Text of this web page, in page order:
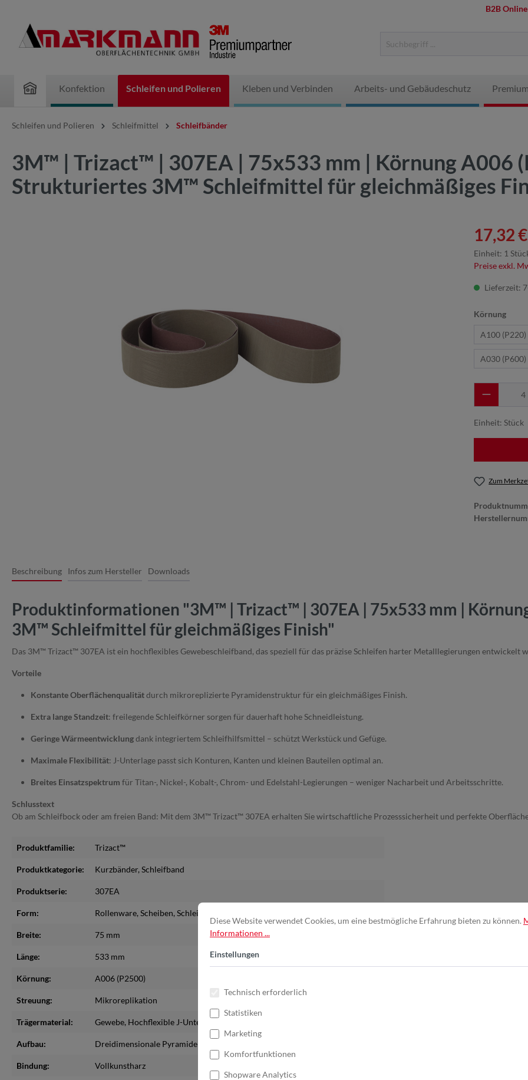
B2B
Konfektion Schleifen und Polieren Kleben und Verbinden Arbeits- und Gebäudeschutz
Schleifen und Polieren Schleifmittel Schleifbänder
3M™ | Trizact™ | 307EA | 75x533 mm | Körnung A006
Strukturiertes 3M™ Schleifmittel für gleichmäßiges
17,32
Einheit: 1
Preise exkl.
Lieferzeit:
Körnung
A100 (P220)
A030 (P600)
Einheit: Stück
Zum
Beschreibung Infos zum Hersteller Downloads
Produktinformationen "3M™ | Trizact™ | 307EA | 75x533 mm |
3M™ Schleifmittel für gleichmäßiges Finish"
Das 3M™ Trizact™ 307EA ist ein hochflexibles Gewebeschleifband, das speziell für das präzise Schleifen harter Metalllegierungen
Vorteile
Konstante Oberflächenqualitätdurch mikroreplizierte Pyramidenstruktur für ein gleichmäßiges Finish.
Extra lange Standzeit: freilegende Schleifkörner sorgen für dauerhaft hohe Schneidleistung.
Geringe Wärmeentwicklungdank integriertem Schleifhilfsmittel – schützt Werkstück und Gefüge.
Maximale Flexibilität: J-Unterlage passt sich Konturen, Kanten und kleinen Bauteilen optimal an.
Breites Einsatzspektrum für Titan-, Nickel-, Kobalt-, Chrom- und Edelstahl-Legierungen – weniger Nacharbeit und Arbeitsschritte.
Schlusstext
Ob am Schleifbock oder am freien Band: Mit dem 3M™ Trizact™ 307EA erhalten Sie wirtschaftliche Prozesssicherheit und perfekte
Produktfamilie: Trizact™
Produktkategorie: Kurzbänder, Schleifband
Produktserie: 307EA
Form: Rollenware, Scheiben, Schleifbänder bis max. Nutzbreite 610mm
Breite: 75 mm
Länge: 533 mm
Körnung: A006 (P2500)
Streuung: Mikroreplikation
Trägermaterial: Gewebe, Hochflexible J-Unterlage
Aufbau: Dreidimensionale Pyramidenstruktur
Bindung: Vollkunstharz
Diese Website verwendet Cookies, um eine bestmögliche Erfahrung bieten zu können.
Informationen ...
Einstellungen
Technisch erforderlich
Statistiken
Marketing
Komfortfunktionen
Shopware Analytics